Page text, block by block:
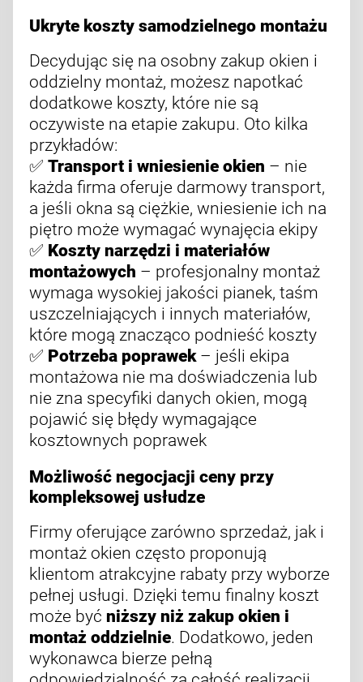
Ukryte koszty samodzielnego montażu
Decydując się na osobny zakup okien i
oddzielny montaż, możesz napotkać
dodatkowe koszty, które nie są
oczywiste na etapie zakupu. Oto kilka
przykładów:
✅ Transport i wniesienie okien – nie
każda firma oferuje darmowy transport,
a jeśli okna są ciężkie, wniesienie ich na
piętro może wymagać wynajęcia ekipy
✅ Koszty narzędzi i materiałów
montażowych – profesjonalny montaż
wymaga wysokiej jakości pianek, taśm
uszczelniających i innych materiałów,
które mogą znacząco podnieść koszty
✅ Potrzeba poprawek– jeśli ekipa
montażowa nie ma doświadczenia lub
nie zna specyfiki danych okien, mogą
pojawić się błędy wymagające
kosztownych poprawek
Możliwość negocjacji ceny przy
kompleksowej usłudze
Firmy oferujące zarówno sprzedaż, jak i
montaż okien często proponują
klientom atrakcyjne rabaty przy wyborze
pełnej usługi. Dzięki temu finalny koszt
może być niższy niż zakup okien i
montaż oddzielnie. Dodatkowo, jeden
wykonawca bierze pełną